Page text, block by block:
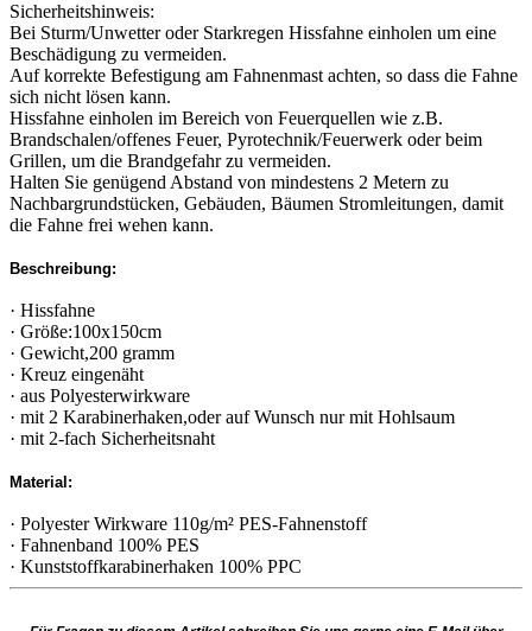
Sicherheitshinweis:
Bei Sturm/Unwetter oder Starkregen Hissfahne einholen um eine
Beschädigung zu vermeiden.
Auf korrekte Befestigung am Fahnenmast achten, so dass die Fahne
sich nicht lösen kann.
Hissfahne einholen im Bereich von Feuerquellen wie z.B.
Brandschalen/offenes Feuer, Pyrotechnik/Feuerwerk oder beim
Grillen, um die Brandgefahr zu vermeiden.
Halten Sie genügend Abstand von mindestens 2 Metern zu
Nachbargrundstücken, Gebäuden, Bäumen Stromleitungen, damit
die Fahne frei wehen kann.
Beschreibung:
· Hissfahne
· Größe:100x150cm
· Gewicht,200 gramm
· Kreuz eingenäht
· aus Polyesterwirkware
· mit 2 Karabinerhaken,oder auf Wunsch nur mit Hohlsaum
· mit 2-fach Sicherheitsnaht
Material:
· Polyester Wirkware 110g/m² PES-Fahnenstoff
· Fahnenband 100% PES
· Kunststoffkarabinerhaken 100% PPC